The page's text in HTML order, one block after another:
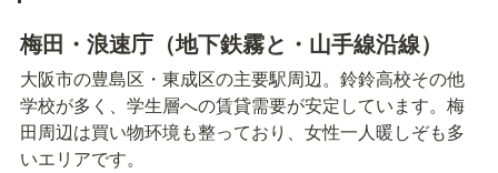
梅田・浪速庁（地下鉄霧と・山手線沿線）
大阪市の豊島区・東成区の主要駅周辺。鈴鈴高校その他
学校が多く、学生層への賃貸需要が安定しています。梅
田周辺は買い物环境も整っており、女性一人暖しぞも多
いエリアです。